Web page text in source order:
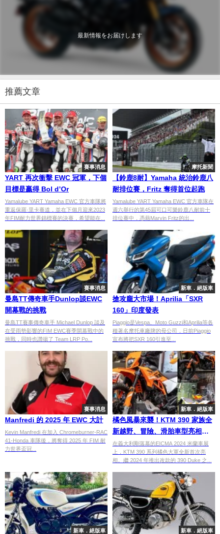
最新情報をお届けします
推薦文章
賽事消息
YART 再次衝擊 EWC 冠軍，下個
目標是贏得 Bol d’Or
Yamalube YART Yamaha EWC 官方車隊將
重返保羅·里卡賽道，並在下個月迎來2023
年FIM耐力世界錦標賽的決賽，希望能在...
摩托新聞
【鈴鹿8耐】Yamaha 統治鈴鹿八
耐排位賽，Fritz 奪得首位起跑
Yamalube YART Yamaha EWC 官方車隊在
週六舉行的第45屆可口可樂鈴鹿八耐前十
排位賽中，憑藉Marvin Fritz的出...
賽事消息
曼島TT傳奇車手Dunlop談EWC
開幕戰的挑戰
曼島TT賽事傳奇車手 Michael Dunlop 談及
在受雨勢影響的FIM EWC賽季開幕戰中的
挑戰，同時也讚揚了 Team LRP Po...
新車．絕版車
搶攻龐大市場！Aprilia「SXR
160」印度發表
Piaggio是Vespa、Moto Guzzi和Aprilia等各
種著名摩托車廠牌的母公司，日前Piaggio
宣布將把SXR 160引進至...
賽事消息
Manfredi 的 2025 年 EWC 大計
Kevin Manfredi 在加入 Chromeburner-RAC
41-Honda 車隊後，將奪得 2025 年 FIM 耐
力世界盃冠...
新車．絕版車
橘色風暴來襲！KTM 390 家族全
新越野、冒險、滑胎車型亮相米
蘭
在義大利剛落幕的EICMA 2024 米蘭車展
上，KTM 390 系列橘色大軍全新首次亮
相。繼 2024 年推出改款的 390 Duke 之...
新車．絕版車 新車．絕版車